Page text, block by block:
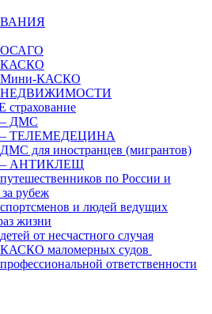
ОСАГО
КАСКО
Мини-КАСКО
НЕДВИЖИМОСТИ
– ДМС
– ТЕЛЕМЕДЕЦИНА
для иностранцев (мигрантов)
– АНТИКЛЕЩ
по России и
рубеж
и людей ведущих
жизни
от несчастного случая
КАСКО маломерных судов
ответственности